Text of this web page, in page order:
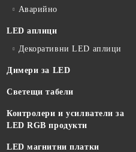
Аварийно
LED аплици
Декоративни LED аплици
Димери за LED
Светещи табели
Контролери и усилватели за
LED RGB продукти
LED магнитни платки